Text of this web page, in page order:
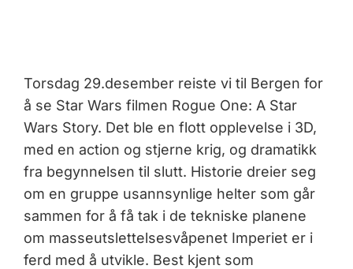
Torsdag 29.desember reiste vi til Bergen for
å se Star Wars filmen Rogue One: A Star
Wars Story. Det ble en flott opplevelse i 3D,
med en action og stjerne krig, og dramatikk
fra begynnelsen til slutt. Historie dreier seg
om en gruppe usannsynlige helter som går
sammen for å få tak i de tekniske planene
om masseutslettelsesvåpenet Imperiet er i
ferd med å utvikle. Best kjent som